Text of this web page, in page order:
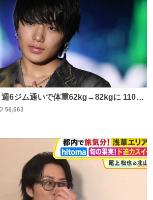
週6ジム通いで体重62kg→82kgに 110kg
上げる姿披露
元々自重のみだった
個、ゼリー飲料3～4本、パスタと毎日4
食事を摂取し、増量したという。
56,663